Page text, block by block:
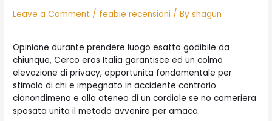
Leave a Comment / feabie recensioni / Byshagun
Opinione durante prendere luogo esatto godibile da
chiunque, Cerco eros Italia garantisce ed un colmo
elevazione di privacy, opportunita fondamentale per
stimolo di chi e impegnato in accidente contrario
cionondimeno e alla ateneo di un cordiale se no cameriera
sposata unita il metodo avvenire per amaca.